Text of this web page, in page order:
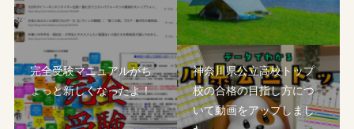
完全受験マニュアルがち
ょっと新しくなったよ！
神奈川県公立高校トップ
校の合格の目指し方につ
いて動画をアップしまし